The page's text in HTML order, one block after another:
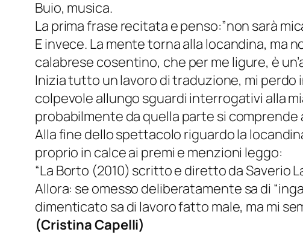
Buio, musica.
La prima frase recitata e penso:”non sarà
E invece. La mente torna alla locandina, ma
calabrese cosentino, che per me ligure, è
Inizia tutto un lavoro di traduzione, mi
colpevole allungo sguardi interrogativi alla
probabilmente da quella parte si comprende
Alla fine dello spettacolo riguardo la
proprio in calce ai premi e menzioni leggo:
“La Borto (2010) scritto e diretto da Saverio
Allora: se omesso deliberatamente sa di
dimenticato sa di lavoro fatto male, ma mi
(Cristina Capelli)